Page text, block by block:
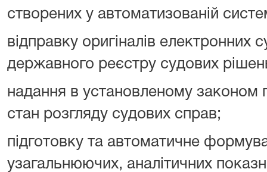
створених у автоматизованій
відправку оригіналів електронних
державного реєстру судових
надання в установленому законом
стан розгляду судових справ;
підготовку та автоматичне
узагальнюючих, аналітичних